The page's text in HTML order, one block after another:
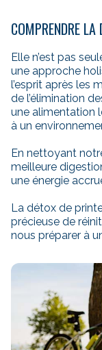
COMPRENDRE
Elle n’est pas
une approche
l’esprit après les
de l’élimination
une alimentation
à un
En nettoyant
meilleure
une énergie
La détox de
précieuse de
nous préparer à